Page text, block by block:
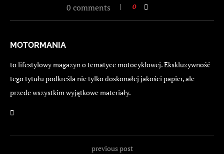
0 comments 0
MOTORMANIA
to lifestylowy magazyn o tematyce motocyklowej. Ekskluzywność
tego tytułu podkreśla nie tylko doskonałej jakości papier, ale
przede wszystkim wyjątkowe materiały.
previous post